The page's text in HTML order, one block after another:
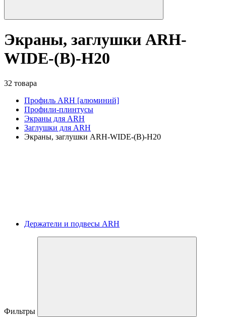
Экраны, заглушки ARH-
WIDE-(B)-H20
32 товара
Профиль ARH [алюминий]
Профили-плинтусы
Экраны для ARH
Заглушки для ARH
Экраны, заглушки ARH-WIDE-(B)-H20
Держатели и подвесы ARH
Фильтры